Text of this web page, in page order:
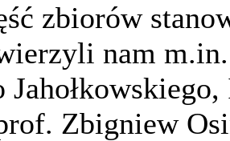
zbiorów
nam
Zbigniew